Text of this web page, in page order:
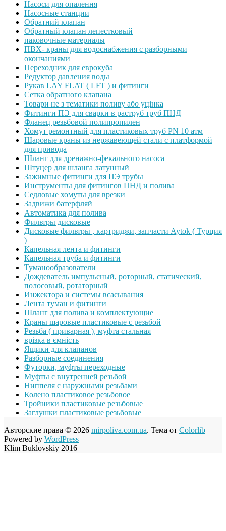
Насоси для опалення
Насосные станции
Обратний клапан
Обратный клапан лепестковый
паковочные материалы
ПВХ- краны для водоснабжения с разборными
окончаниями
Переходник для еврокуба
Редуктор давления воды
Рукав LAY FLAT ( LFT ) и фитинги
Сетка обратного клапана
Товари не з тематики поливу або уцінка
Фитинги ПЭ для сварки в раструб труб ПНД
Фланец резьбовой полипропилен
Хомут ремонтный для пластиковых труб PN 10 атм
Шаровые краны из нержавеющей стали с платформой
для привода
Шланг для дренажно-фекального насоса
Штуцер для шланга латунный
Зажимные фитинги для ПЭ трубы
Инструменты для фитингов ПНД и полива
Седловые хомуты для врезки
Задвижи батерфляй
Автоматика для полива
Фильтры дисковые
Дисковые фильтры , картриджи, запчасти Aytok ( Турция
)
Капельная лента и фитинги
Капельная труба и фитинги
Туманообразователи
Дождеватель импульсный, роторный, статический,
полосовый, ротаторный
Инжектора и системы всасывания
Лента туман и фитинги
Шланг для полива и комплектующие
Краны шаровые пластиковые с резьбой
Резьба ( приварная ), муфта стальная
врізка в ємність
Ящики для клапанов
Разборные соединения
Футорки, муфты переходные
Муфты с внутренней резьбой
Ниппеля с наружными резьбами
Колено пластиковое резьбовое
Тройники пластиковые резьбовые
Заглушки пластиковые резьбовые
Авторские права © 2026 mirpoliva.com.ua. Тема от Colorlib
Powered by WordPress
Klim Buklovskiy 2016